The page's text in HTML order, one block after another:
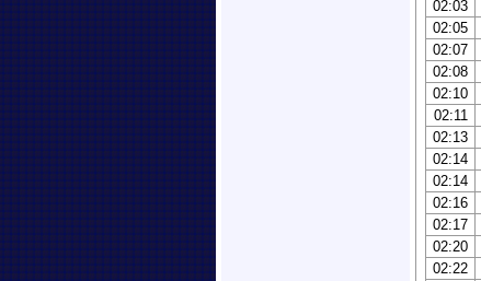
02:03
02:05
02:07
02:08
02:10
02:11
02:13
02:14
02:14
02:16
02:17
02:20
02:22